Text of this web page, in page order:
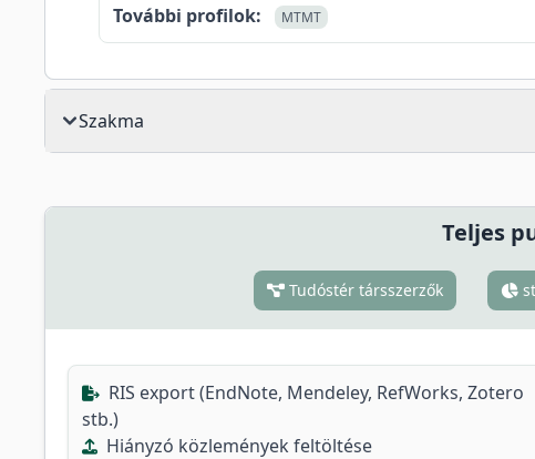
További profilok: MTMT
Szakma
Teljes
Tudóstér társszerzők
RIS export (EndNote, Mendeley, RefWorks, Zotero
stb.)
Hiányzó közlemények feltöltése